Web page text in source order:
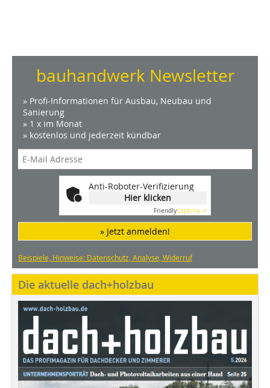
bauhandwerk Newsletter
» Profi-Informationen für Ausbau, Neubau und
Sanierung
» 1 x im Monat
» kostenlos und jederzeit kündbar
Anti-Roboter-Verifizierung
Hier klicken
FriendlyCaptcha ⇗
» Jetzt anmelden!
Beispiele, Hinweise: Datenschutz, Analyse, Widerruf
Die aktuelle dach+holzbau